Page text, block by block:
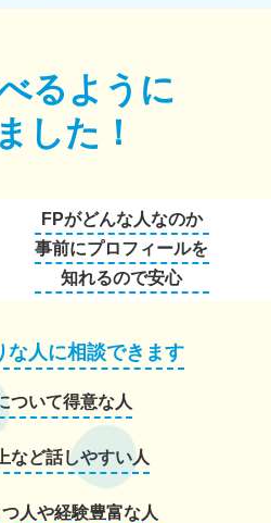
るように
した！
FPがどんな人なのか
事前にプロフィールを
知れるので安心
な人に相談できます
ついて得意な人
など話しやすい人
人や経験豊富な人